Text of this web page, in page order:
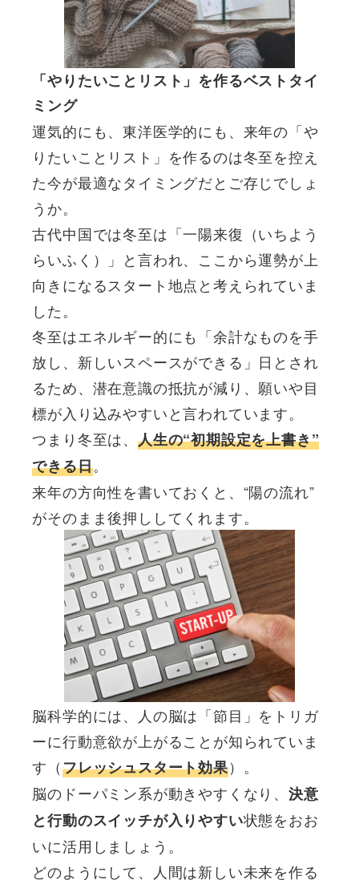
「やりたいことリスト」を作るベストタイ
ミング
運気的にも、東洋医学的にも、来年の「や
りたいことリスト」を作るのは冬至を控え
た今が最適なタイミングだとご存じでしょ
うか。
古代中国では冬至は「一陽来復（いちよう
らいふく）」と言われ、ここから運勢が上
向きになるスタート地点と考えられていま
した。
冬至はエネルギー的にも「余計なものを手
放し、新しいスペースができる」日とされ
るため、潜在意識の抵抗が減り、願いや目
標が入り込みやすいと言われています。
つまり冬至は、 人生の“初期設定を上書き”
できる日。
来年の方向性を書いておくと、“陽の流れ”
がそのまま後押ししてくれます。
脳科学的には、人の脳は「節目」をトリガ
ーに行動意欲が上がることが知られていま
す（フレッシュスタート効果）。
脳のドーパミン系が動きやすくなり、 決意
と行動のスイッチが入りやすい状態をおお
いに活用しましょう。
どのようにして、人間は新しい未来を作る